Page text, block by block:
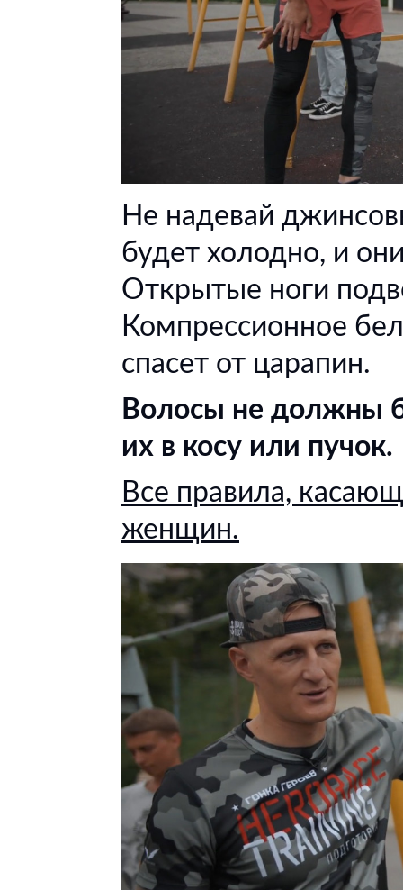
Не надевай
будет холодно, и
Открытые ноги
Компрессионное
спасет от царапин.
Волосы не должны
их в косу или пучок.
Все правила,
женщин.